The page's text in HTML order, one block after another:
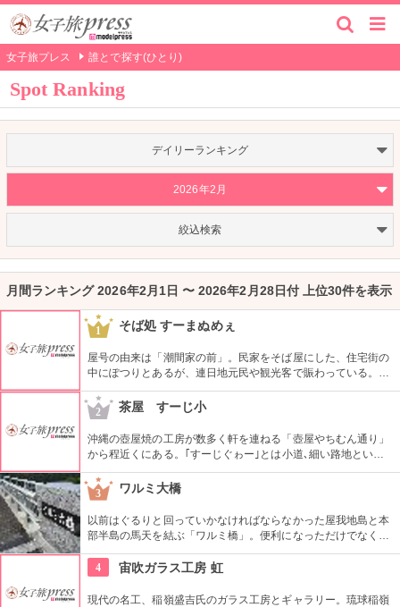
女子旅プレス 誰とで探す(ひとり)
Spot Ranking
デイリーランキング
2026年2月
絞込検索
月間ランキング 2026年2月1日 〜 2026年2月28日付 上位30件を表示
1 そば処 すーまぬめぇ
屋号の由来は「潮間家の前」。民家をそば屋にした、住宅街の
中にぽつりとあるが、連日地元民や観光客で賑わっている。ま
るで沖縄の親戚の家にいるような雰囲気を感じる。カツオで丹
念にダシをとったあっさりスープとシコシコ麺が特徴。
2 茶屋 すーじ小
沖縄の壺屋焼の工房が数多く軒を連ねる「壺屋やちむん通り」
から程近くにある。｢すーじぐゎー｣とは小道､細い路地という
意味で､古民家を改装してできた店。店内は座敷で、とっても
居心地が良い。壺屋焼の器で食す 沖縄そばや、コーヒーは心を
ほっこりさせてくれる。
3 ワルミ大橋
以前はぐるりと回っていかなければならなかった屋我地島と本
部半島の馬天を結ぶ「ワルミ橋」。便利になっただけでなく、
高い位置にかかっているので景色も抜群。本島側には駐車場も
あるので、歩いて渡ってみるのもいいかも。２０１０年に作ら
4 宙吹ガラス工房 虹
現代の名工、稲嶺盛吉氏のガラス工房とギャラリー。琉球稲嶺